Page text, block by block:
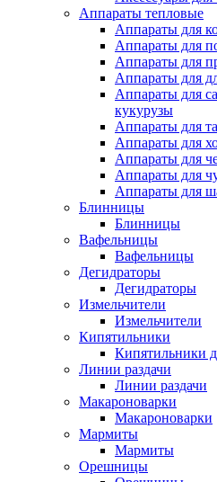
Аппараты тепловые
Аппараты для
Аппараты для
Аппараты для
Аппараты для
Аппараты для
кукурузы
Аппараты для
Аппараты для
Аппараты для
Аппараты для
Аппараты для
Блинницы
Блинницы
Вафельницы
Вафельницы
Дегидраторы
Дегидраторы
Измельчители
Измельчители
Кипятильники
Кипятильники
Линии раздачи
Линии раздачи
Макароноварки
Макароноварки
Мармиты
Мармиты
Орешницы